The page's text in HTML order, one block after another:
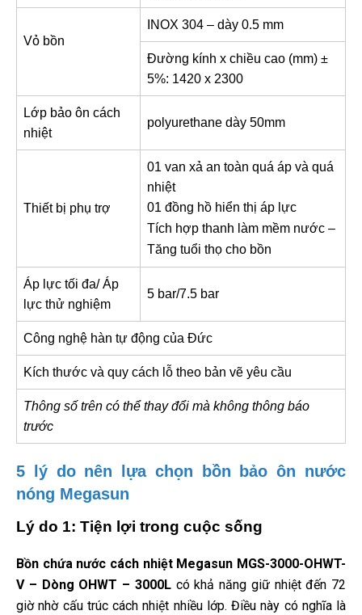
Vỏ bồn
INOX 304 – dày 0.5 mm
Đường kính x chiều cao (mm) ±
5%: 1420 x 2300
Lớp bảo ôn cách
nhiệt
polyurethane dày 50mm
Thiết bị phụ trợ
01 van xả an toàn quá áp và quá
nhiệt
01 đồng hồ hiển thị áp lực
Tích hợp thanh làm mềm nước –
Tăng tuổi thọ cho bồn
Áp lực tối đa/ Áp
lực thử nghiệm
5 bar/7.5 bar
Công nghệ hàn tự động của Đức
Kích thước và quy cách lỗ theo bản vẽ yêu cầu
Thông số trên có thể thay đổi mà không thông báo
trước
5 lý do nên lựa chọn bồn bảo ôn nước
nóng Megasun
Lý do 1: Tiện lợi trong cuộc sống
Bồn chứa nước cách nhiệt Megasun MGS-3000-OHWT-
V – Dòng OHWT – 3000Lcó khả năng giữ nhiệt đến 72
giờ nhờ cấu trúc cách nhiệt nhiều lớp. Điều này có nghĩa là